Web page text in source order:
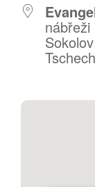
Sokolov